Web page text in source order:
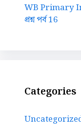
WB Primary
প্রশ্ন পর্ব 16
Categories